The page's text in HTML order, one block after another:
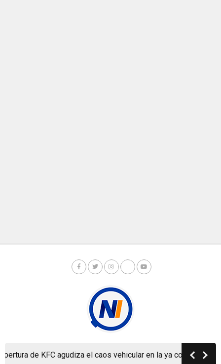
de KFC agudiza el caos vehicular en la ya colapsada
Copyright © Nicaragua Investiga 2024